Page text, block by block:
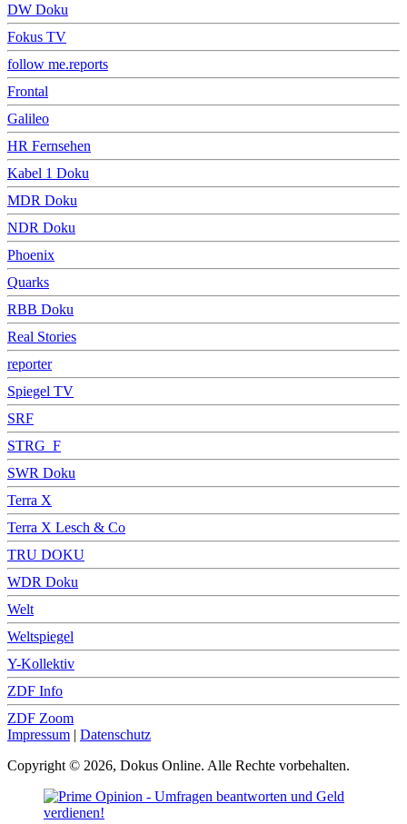
DW Doku
Fokus TV
follow me.reports
Frontal
Galileo
HR Fernsehen
Kabel 1 Doku
MDR Doku
NDR Doku
Phoenix
Quarks
RBB Doku
Real Stories
reporter
Spiegel TV
SRF
STRG_F
SWR Doku
Terra X
Terra X Lesch & Co
TRU DOKU
WDR Doku
Welt
Weltspiegel
Y-Kollektiv
ZDF Info
ZDF Zoom
Impressum | Datenschutz
Copyright © 2026, Dokus Online. Alle Rechte vorbehalten.